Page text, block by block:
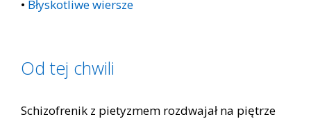
• Błyskotliwe wiersze
Od tej chwili
Schizofrenik z pietyzmem rozdwajał na piętrze